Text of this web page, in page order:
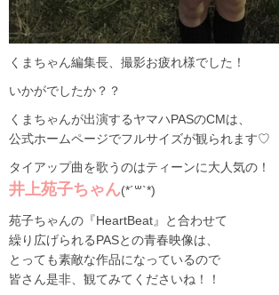
くまちゃん編集長、撮影お疲れ様でした！
いかがでしたか？？
くまちゃんが出演するヤマハPASのCMは、
公式ホームページでフルサイズが観られます♡
タイアップ曲を歌うのはティーンに大人気の！
井上苑子ちゃん(*´꒳`*)
苑子ちゃんの『HeartBeat』と合わせて
繰り広げられるPASとの青春映像は、
とっても素敵な作品になっているので
皆さん是非、観てみてくださいね！！